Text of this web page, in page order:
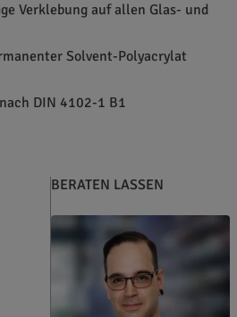
Verklebung auf allen Glas- und
Solvent-Polyacrylat
DIN 4102-1 B1
BERATEN LASSEN